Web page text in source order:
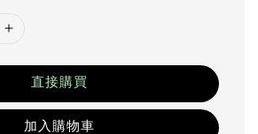
直接購買
加入購物車